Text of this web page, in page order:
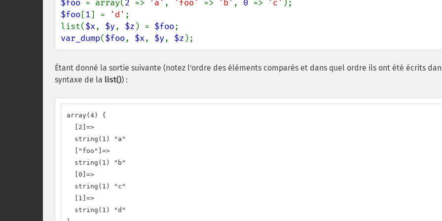
$foo = array( 2 => 'a' , 'foo' => 'b' , 0 => 'c'
$foo [1] = 'd' ;
list($x, $y, $z ) = $foo
var_dump($foo, $x, $y, $z );
Étant donné la sortie suivante (notez l'ordre des éléments comparés et dans quel ordre ils ont été écrits
syntaxe de la list()) :
array(4) {
  [2]=>
  string(1) "a"
  ["foo"]=>
  string(1) "b"
  [0]=>
  string(1) "c"
  [1]=>
  string(1) "d"